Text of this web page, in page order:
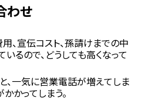
わせ
、宣伝コスト、孫請けまでの中
るので、どうしても高くなって
、一気に営業電話が増えてしま
かってしまう。